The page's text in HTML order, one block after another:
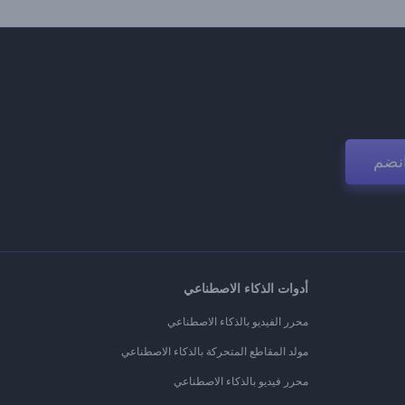
انضم
أدوات الذكاء الاصطناعي
محرر الفيديو بالذكاء الاصطناعي
مولد المقاطع المتحركة بالذكاء الاصطناعي
محرر فيديو بالذكاء الاصطناعي